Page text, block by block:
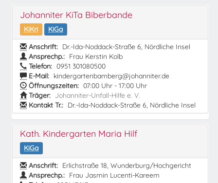
Johanniter KiTa Biberbande
KiKri
KiGa
Anschrift: Dr.-Ida-Noddack-Straße 6, Nördliche Insel
Ansprechp.: Frau Kerstin Kolb
Telefon: 0951 301080500
E-Mail: kindergartenbamberg@johanniter.de
Öffnungszeiten: 07:00 Uhr - 17:00 Uhr
Träger: Johanniter-Unfall-Hilfe e. V.
Kontakt Tr.: Dr.-Ida-Noddack-Straße 6, Nördliche Insel
Kath. Kindergarten Maria Hilf
KiGa
Anschrift: Erlichstraße 18, Wunderburg/Hochgericht
Ansprechp.: Frau Jasmin Lucenti-Kareem